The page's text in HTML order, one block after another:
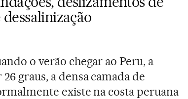
o verão chegar ao Peru, a
graus, a densa camada de
existe na costa peruana